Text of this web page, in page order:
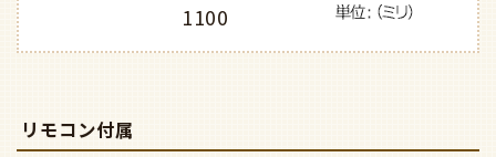
1100
リモコン付属